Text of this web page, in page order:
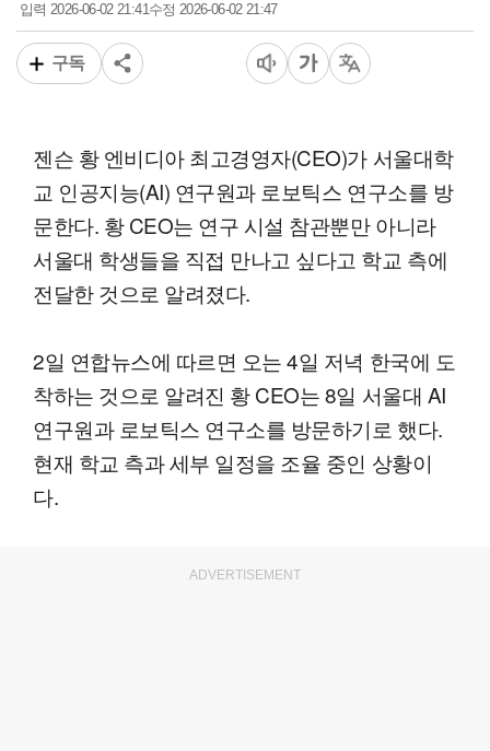
입력2026-06-02 21:41수정 2026-06-02 21:47
구독
젠슨 황 엔비디아 최고경영자(CEO)가 서울대학
교 인공지능(AI) 연구원과 로보틱스 연구소를 방
문한다. 황 CEO는 연구 시설 참관뿐만 아니라
서울대 학생들을 직접 만나고 싶다고 학교 측에
전달한 것으로 알려졌다.
2일 연합뉴스에 따르면 오는 4일 저녁 한국에 도
착하는 것으로 알려진 황 CEO는 8일 서울대 AI
연구원과 로보틱스 연구소를 방문하기로 했다.
현재 학교 측과 세부 일정을 조율 중인 상황이
다.
ADVERTISEMENT